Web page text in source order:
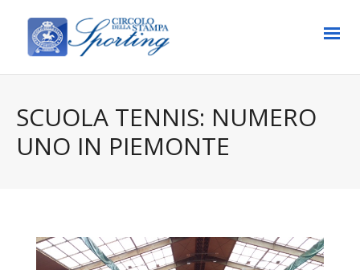
SCUOLA TENNIS: NUMERO
UNO IN PIEMONTE